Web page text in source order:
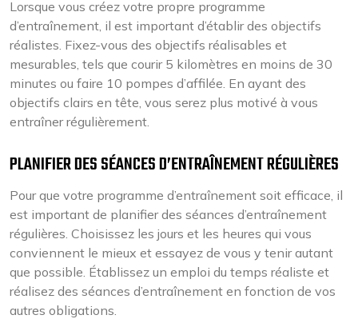
Lorsque vous créez votre propre programme
d’entraînement, il est important d’établir des objectifs
réalistes. Fixez-vous des objectifs réalisables et
mesurables, tels que courir 5 kilomètres en moins de 30
minutes ou faire 10 pompes d’affilée. En ayant des
objectifs clairs en tête, vous serez plus motivé à vous
entraîner régulièrement.
PLANIFIER DES SÉANCES D’ENTRAÎNEMENT RÉGULIÈRES
Pour que votre programme d’entraînement soit efficace, il
est important de planifier des séances d’entraînement
régulières. Choisissez les jours et les heures qui vous
conviennent le mieux et essayez de vous y tenir autant
que possible. Établissez un emploi du temps réaliste et
réalisez des séances d’entraînement en fonction de vos
autres obligations.